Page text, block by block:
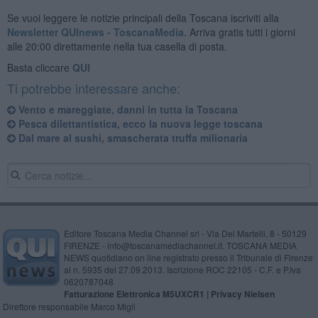
Se vuoi leggere le notizie principali della Toscana iscriviti alla
Newsletter QUInews - ToscanaMedia. Arriva gratis tutti i giorni
alle 20:00 direttamente nella tua casella di posta.
Basta cliccare QUI
Ti potrebbe interessare anche:
Vento e mareggiate, danni in tutta la Toscana
Pesca dilettantistica, ecco la nuova legge toscana
Dal mare al sushi, smascherata truffa milionaria
Editore Toscana Media Channel srl - Via Dei Martelli, 8 - 50129
FIRENZE - info@toscanamediachannel.it. TOSCANA MEDIA
NEWS quotidiano on line registrato presso il Tribunale di Firenze
al n. 5935 del 27.09.2013. Iscrizione ROC 22105 - C.F. e P.Iva
0620787048
Fatturazione Elettronica M5UXCR1 | Privacy Nielsen
Direttore responsabile Marco Migli